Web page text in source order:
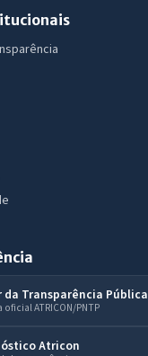
da Transparência Pública
oficial ATRICON/PNTP
Atricon